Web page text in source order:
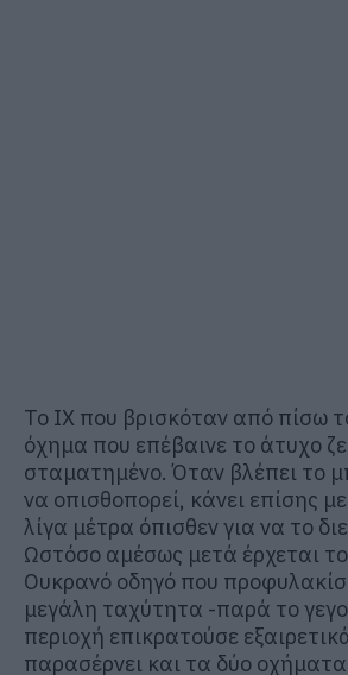
Το ΙΧ που βρισκόταν από πίσω
όχημα που επέβαινε το άτυχο
σταματημένο. Όταν βλέπει το
να οπισθοπορεί, κάνει επίσης
λίγα μέτρα όπισθεν για να το
Ωστόσο αμέσως μετά έρχεται
Ουκρανό οδηγό που
μεγάλη ταχύτητα -παρά το
περιοχή επικρατούσε
παρασέρνει και τα δύο